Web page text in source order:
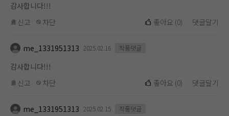
감사합니다!!!
신고
차단 좋아요 (0) 댓글달기
me_1331951313 2025.02.16 작품댓글
감사합니다!!!
신고
차단 좋아요 (0) 댓글달기
me_1331951313 2025.02.15 작품댓글